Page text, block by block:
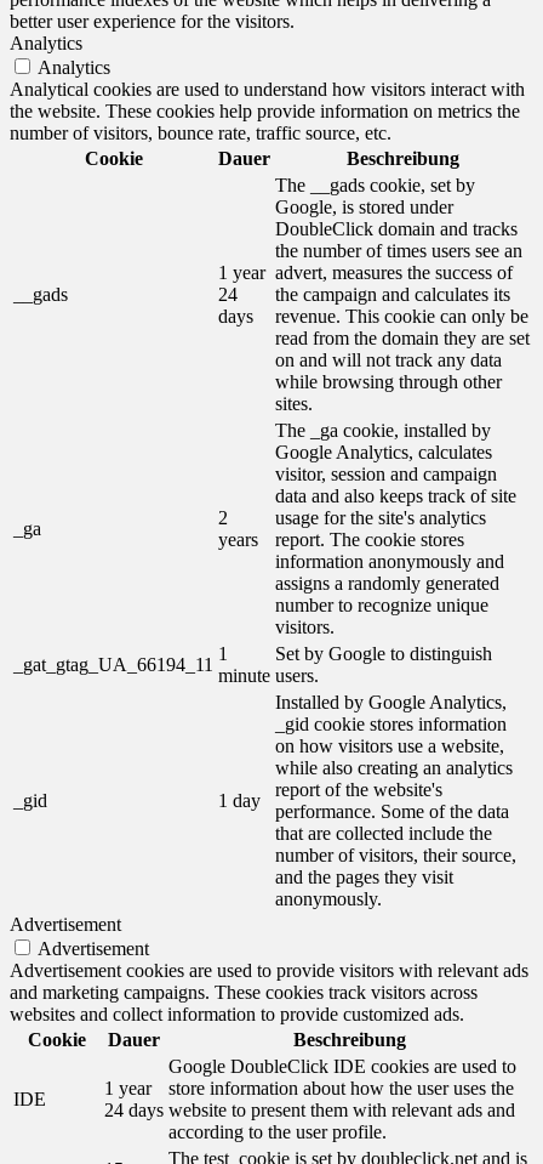
better user experience for the visitors.
Analytics
Analytics
Analytical cookies are used to understand how visitors interact with
the website. These cookies help provide information on metrics the
number of visitors, bounce rate, traffic source, etc.
Cookie
Dauer Beschreibung
__gads
1 year
24
days
The __gads cookie, set by
Google, is stored under
DoubleClick domain and tracks
the number of times users see an
advert, measures the success of
the campaign and calculates its
revenue. This cookie can only be
read from the domain they are set
on and will not track any data
while browsing through other
sites.
_ga
2
years
The _ga cookie, installed by
Google Analytics, calculates
visitor, session and campaign
data and also keeps track of site
usage for the site's analytics
report. The cookie stores
information anonymously and
assigns a randomly generated
number to recognize unique
visitors.
_gat_gtag_UA_66194_11
1
minute
Set by Google to distinguish
users.
_gid 1 day
Installed by Google Analytics,
_gid cookie stores information
on how visitors use a website,
while also creating an analytics
report of the website's
performance. Some of the data
that are collected include the
number of visitors, their source,
and the pages they visit
anonymously.
Advertisement
Advertisement
Advertisement cookies are used to provide visitors with relevant ads
and marketing campaigns. These cookies track visitors across
websites and collect information to provide customized ads.
Cookie
Dauer Beschreibung
IDE
1 year
24 days
Google DoubleClick IDE cookies are used to
store information about how the user uses the
website to present them with relevant ads and
according to the user profile.
The test_cookie is set by doubleclick.net and is